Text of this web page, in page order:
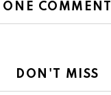
ONE COMMENT
DON'T MISS